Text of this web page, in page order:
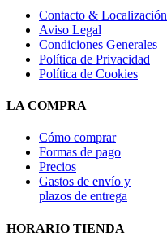
Contacto & Localización
Aviso Legal
Condiciones Generales
Política de Privacidad
Política de Cookies
LA COMPRA
Cómo comprar
Formas de pago
Precios
Gastos de envío y
plazos de entrega
HORARIO TIENDA